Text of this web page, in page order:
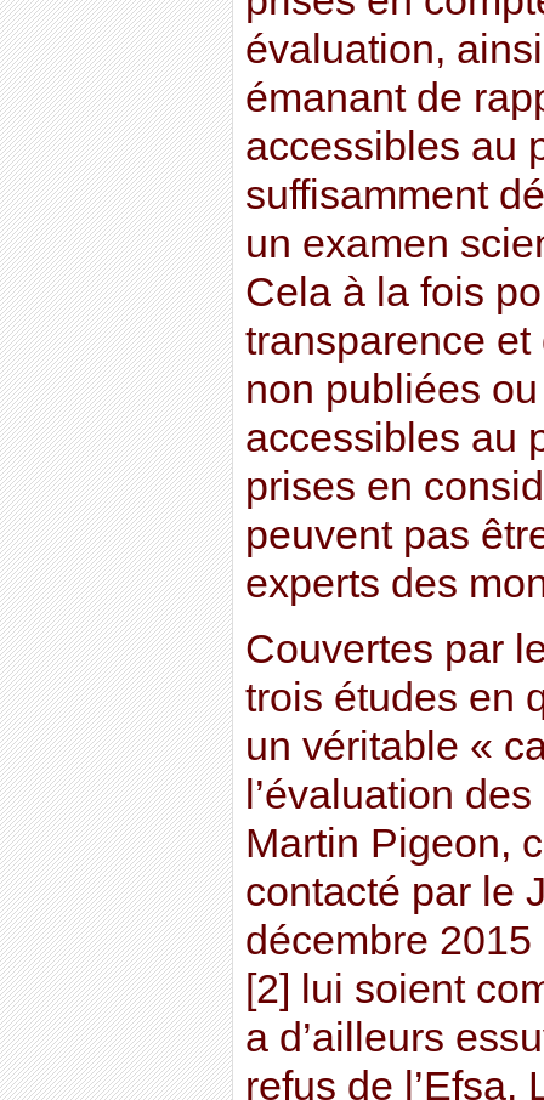
évaluation,
émanant de
accessibles au
suffisamment
un examen
Cela à la fois
transparence
non publiées
accessibles au
prises en
peuvent pas
experts des
Couvertes par
trois études en
un véritable «
l’évaluation
Martin Pigeon,
contacté par le
décembre
[2] lui soient
a d’ailleurs
refus de l’Efsa.